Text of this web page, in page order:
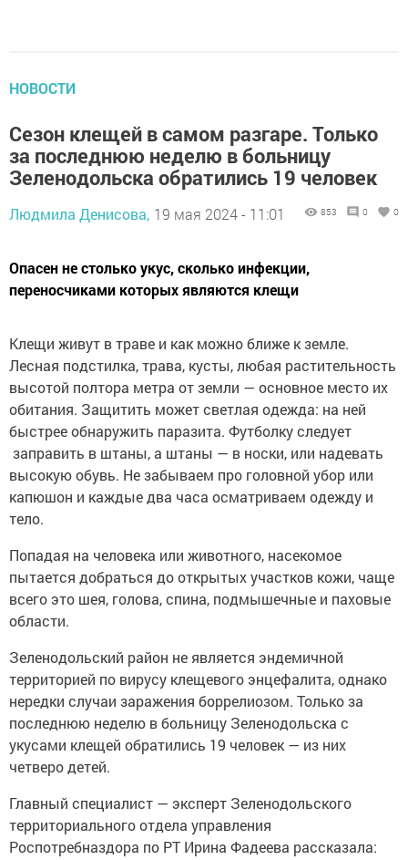
НОВОСТИ
Сезон клещей в самом разгаре. Только
за последнюю неделю в больницу
Зеленодольска обратились 19 человек
Людмила Денисова, 19 мая 2024 - 11:01 853 0 0
Опасен не столько укус, сколько инфекции,
переносчиками которых являются клещи
Клещи живут в траве и как можно ближе к земле.
Лесная подстилка, трава, кусты, любая растительность
высотой полтора метра от земли — основное место их
обитания. Защитить может светлая одежда: на ней
быстрее обнаружить паразита. Футболку следует
заправить в штаны, а штаны — в носки, или надевать
высокую обувь. Не забываем про головной убор или
капюшон и каждые два часа осматриваем одежду и
тело.
Попадая на человека или животного, насекомое
пытается добраться до открытых участков кожи, чаще
всего это шея, голова, спина, подмышечные и паховые
области.
Зеленодольский район не является эндемичной
территорией по вирусу клещевого энцефалита, однако
нередки случаи заражения боррелиозом. Только за
последнюю неделю в больницу Зеленодольска с
укусами клещей обратились 19 человек — из них
четверо детей.
Главный специалист — эксперт Зеленодольского
территориального отдела управления
Роспотребназдора по РТ Ирина Фадеева рассказала: